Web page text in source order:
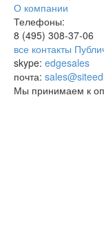
О компании
Телефоны:
8 (495) 308-37-06
все контакты
skype: edgesales
почта:
Мы принимаем к